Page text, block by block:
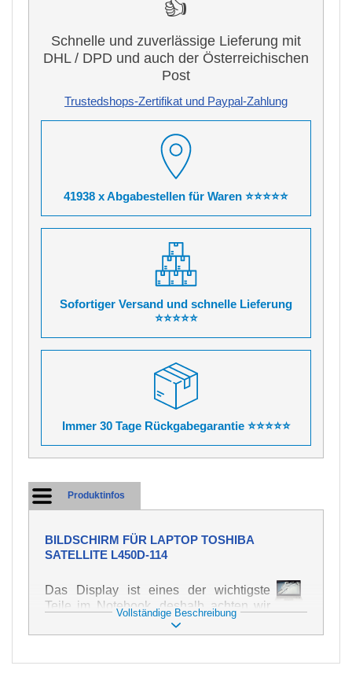
👍
Schnelle und zuverlässige Lieferung mit
DHL / DPD und auch der Österreichischen
Post
Trustedshops-Zertifikat und Paypal-Zahlung
41938 x Abgabestellen für Waren ⭐⭐⭐⭐⭐
Sofortiger Versand und schnelle Lieferung
⭐⭐⭐⭐⭐
Immer 30 Tage Rückgabegarantie ⭐⭐⭐⭐⭐
Produktinfos
BILDSCHIRM FÜR LAPTOP TOSHIBA
SATELLITE L450D-114
Das Display ist eines der wichtigste
Teile im Notebook, deshalb achten wir
auf höchste Qualität dieses Ersatzteils.
Er dient zur Darstellung von Texten und
Vollständige Beschreibung